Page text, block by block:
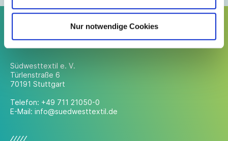
Nur notwendige Cookies
Kontakt
Südwesttextil e. V.
Türlenstraße 6
70191 Stuttgart
Telefon: +49 711 21050-0
E-Mail: info@suedwesttextil.de